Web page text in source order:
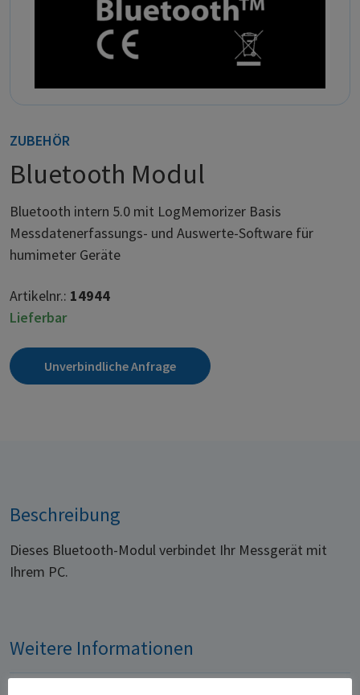
ZUBEHÖR
Bluetooth Modul
Bluetooth intern 5.0 mit LogMemorizer Basis
Messdatenerfassungs- und Auswerte-Software für
humimeter Geräte
Artikelnr.: 14944
Lieferbar
Unverbindliche Anfrage
Beschreibung
Dieses Bluetooth-Modul verbindet Ihr Messgerät mit
Ihrem PC.
Weitere Informationen